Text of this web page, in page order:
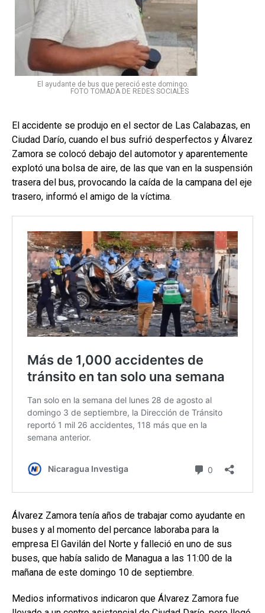
El ayudante de bus que pereció este domingo.
FOTO TOMADA DE REDES SOCIALES
El accidente se produjo en el sector de Las Calabazas, en
Ciudad Darío, cuando el bus sufrió desperfectos y Álvarez
Zamora se colocó debajo del automotor y aparentemente
explotó una bolsa de aire, de las que van en la suspensión
trasera del bus, provocando la caída de la campana del eje
trasero, informó el amigo de la víctima.
Álvarez Zamora tenía años de trabajar como ayudante en
buses y al momento del percance laboraba para la
empresa El Gavilán del Norte y falleció en uno de sus
buses, que había salido de Managua a las 11:00 de la
mañana de este domingo 10 de septiembre.
Medios informativos indicaron que Álvarez Zamora fue